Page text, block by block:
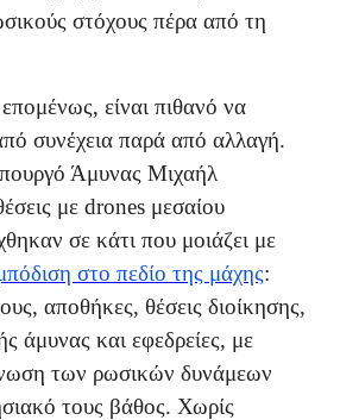
στόχους πέρα από τη
είναι πιθανό να
συνέχεια παρά από αλλαγή.
Άμυνας Μιχαήλ
με drones μεσαίου
σε κάτι που μοιάζει με
στο πεδίο της μάχης:
αποθήκες, θέσεις διοίκησης,
άμυνας και εφεδρείες, με
των ρωσικών δυνάμεων
τους βάθος. Χωρίς